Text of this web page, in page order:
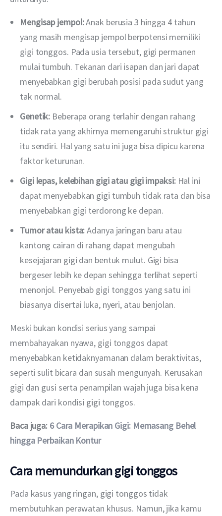
Mengisap jempol:Anak berusia 3 hingga 4 tahun
yang masih mengisap jempol berpotensi memiliki
gigi tonggos. Pada usia tersebut, gigi permanen
mulai tumbuh. Tekanan dari isapan dan jari dapat
menyebabkan gigi berubah posisi pada sudut yang
tak normal.
Genetik: Beberapa orang terlahir dengan rahang
tidak rata yang akhirnya memengaruhi struktur gigi
itu sendiri. Hal yang satu ini juga bisa dipicu karena
faktor keturunan.
Gigi lepas, kelebihan gigi atau gigi impaksi:Hal ini
dapat menyebabkan gigi tumbuh tidak rata dan bisa
menyebabkan gigi terdorong ke depan.
Tumor atau kista:Adanya jaringan baru atau
kantong cairan di rahang dapat mengubah
kesejajaran gigi dan bentuk mulut. Gigi bisa
bergeser lebih ke depan sehingga terlihat seperti
menonjol. Penyebab gigi tonggos yang satu ini
biasanya disertai luka, nyeri, atau benjolan.
Meski bukan kondisi serius yang sampai
membahayakan nyawa, gigi tonggos dapat
menyebabkan ketidaknyamanan dalam beraktivitas,
seperti sulit bicara dan susah mengunyah. Kerusakan
gigi dan gusi serta penampilan wajah juga bisa kena
dampak dari kondisi gigi tonggos.
Baca juga: 6 Cara Merapikan Gigi: Memasang Behel
hingga Perbaikan Kontur
Cara memundurkan gigi tonggos
Pada kasus yang ringan, gigi tonggos tidak
membutuhkan perawatan khusus. Namun, jika kamu